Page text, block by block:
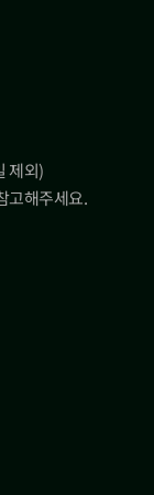
제외)
고해주세요.